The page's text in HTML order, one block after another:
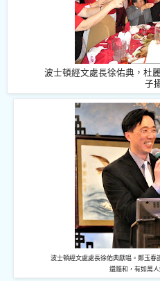
波士頓經文處長徐佑典，杜
子
波士頓經文處處長徐佑典獻唱。鄭玉春
還隨和，有如萬